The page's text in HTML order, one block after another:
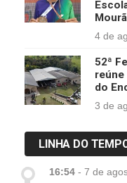
4 de
52ª
reúne
do
3 de
LINHA DO
16:54 - 7 de